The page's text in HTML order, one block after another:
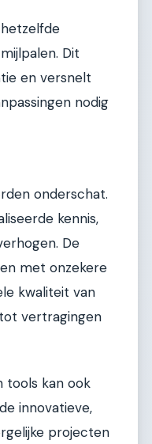
Dit
en versnelt
nodig
onderschat.
kennis,
De
met onzekere
kwaliteit van
vertragingen
tools kan ook
innovatieve,
projecten